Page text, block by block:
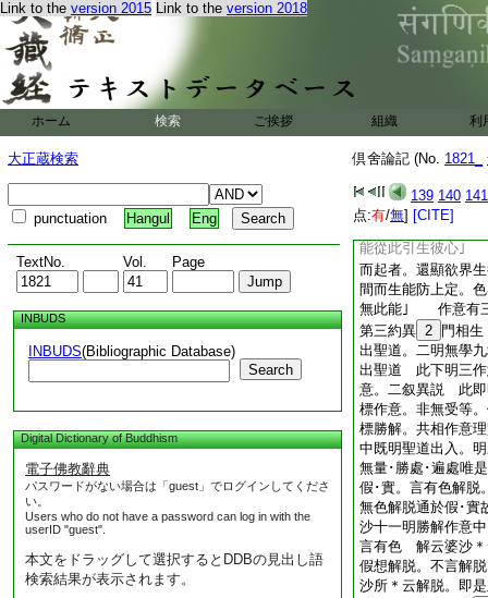
Link to the version 2015 Link to the version 2018
ホーム 検索 ご挨拶 組織 利
大正蔵検索
punctuation Hangul Eng
TextNo. Vol. Page
INBUDS
INBUDS(Bibliographic Database)
Search
Digital Dictionary of Buddhism
電子佛教辭典
パスワードがない場合は「guest」でログインしてくださ
い。
Users who do not have a password can log in with the
userID "guest".
本文をドラッグして選択するとDDBの見出し語
検索結果が表示されます。
倶舍論記 (No. 1821_
139 140 141
点:有/無] [CITE]
此三不能順起加行
轉故。所以從加
爾染汚至不相順故
應生加行善。染
煩惱數現行。爲欲
間容起加行｣ 欲
欲界散地散生得強
色界加行無間而起
不能從此生彼三心
地故。散生得劣。
界加行。無間而起
能從此引生彼心｣
而起者。還顯欲界
間而生能防上定。
無此能｣ 作意有三
第三約異 2
門相
出聖道。二明無學
出聖道 此下明三作
意。二叙異説 此即
標作意。非無受等
標勝解。共相作意
中既明聖道出入。
無量･勝處･遍處唯
假･實。言有色解脱
無色解脱通於假･
沙十一明勝解作意
言有色 解云婆沙＊
假想解脱。不言解
沙所＊云解脱。即